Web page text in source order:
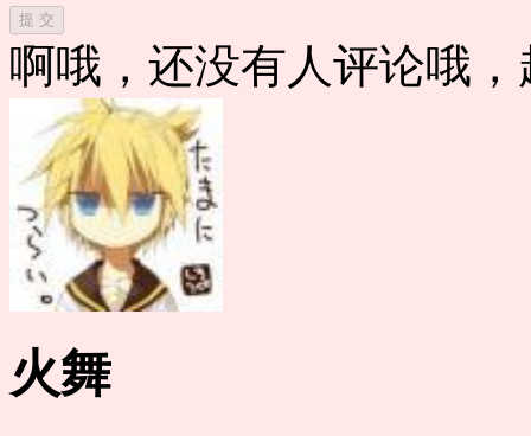
提 交
啊哦，还没有人评论哦
火舞